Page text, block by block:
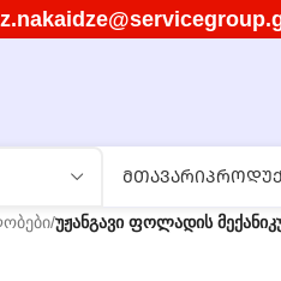
ᲛᲗᲐᲕᲐᲠᲘ
/უჟანგავი ფოლადის